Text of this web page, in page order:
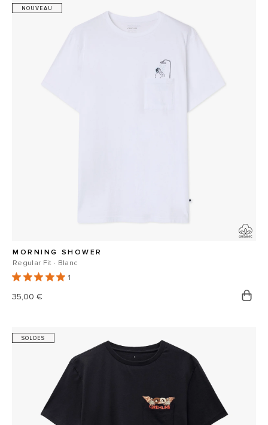
NOUVEAU
MORNING SHOWER
Regular Fit · Blanc
1
Prix
35,00 €
SOLDES